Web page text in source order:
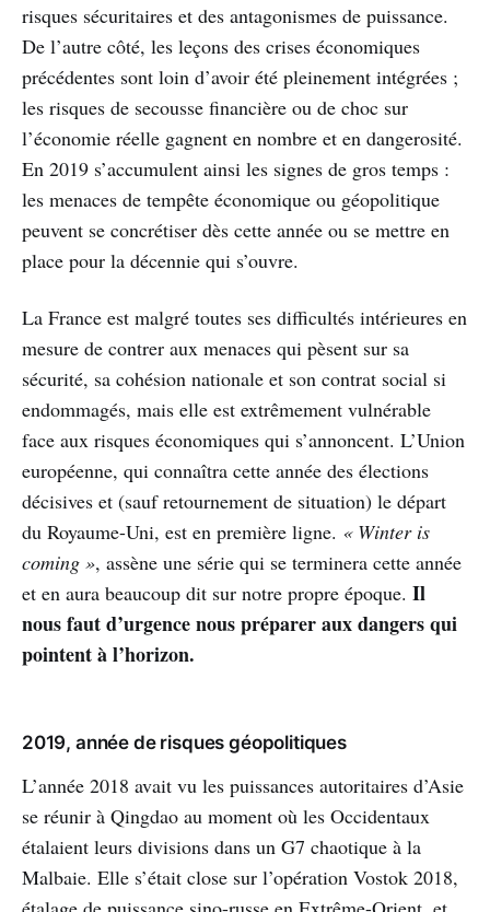
risques sécuritaires et des antagonismes de puissance.
De l’autre côté, les leçons des crises économiques
précédentes sont loin d’avoir été pleinement intégrées ;
les risques de secousse financière ou de choc sur
l’économie réelle gagnent en nombre et en dangerosité.
En 2019 s’accumulent ainsi les signes de gros temps :
les menaces de tempête économique ou géopolitique
peuvent se concrétiser dès cette année ou se mettre en
place pour la décennie qui s’ouvre.
La France est malgré toutes ses difficultés intérieures en
mesure de contrer aux menaces qui pèsent sur sa
sécurité, sa cohésion nationale et son contrat social si
endommagés, mais elle est extrêmement vulnérable
face aux risques économiques qui s’annoncent. L’Union
européenne, qui connaîtra cette année des élections
décisives et (sauf retournement de situation) le départ
du Royaume-Uni, est en première ligne. « Winter is
coming », assène une série qui se terminera cette année
et en aura beaucoup dit sur notre propre époque. Il
nous faut d’urgence nous préparer aux dangers qui
pointent à l’horizon.
2019, année de risques géopolitiques
L’année 2018 avait vu les puissances autoritaires d’Asie
se réunir à Qingdao au moment où les Occidentaux
étalaient leurs divisions dans un G7 chaotique à la
Malbaie. Elle s’était close sur l’opération Vostok 2018,